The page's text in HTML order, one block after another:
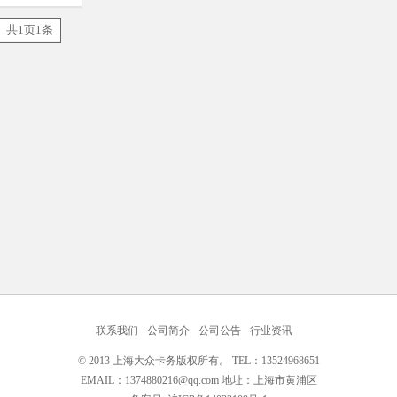
共1页1条
联系我们 公司简介 公司公告 行业资讯
© 2013 上海大众卡务版权所有。 TEL：13524968651
EMAIL：1374880216@qq.com 地址：上海市黄浦区